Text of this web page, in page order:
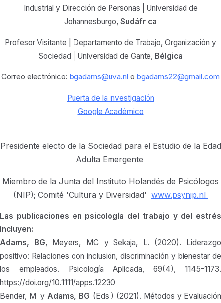
Industrial y Dirección de Personas | Universidad de
Johannesburgo, Sudáfrica
Profesor Visitante | Departamento de Trabajo, Organización y
Sociedad | Universidad de Gante, Bélgica
Correo electrónico: bgadams@uva.nl o bgadams22@gmail.com
Puerta de la investigación
Google Académico
Presidente electo de la Sociedad para el Estudio de la Edad
Adulta Emergente
Miembro de la Junta del Instituto Holandés de Psicólogos
(NIP); Comité 'Cultura y Diversidad' www.psynip.nl
Las publicaciones en psicología del trabajo y del estrés
incluyen:
Adams, BG, Meyers, MC y Sekaja, L. (2020). Liderazgo
positivo: Relaciones con inclusión, discriminación y bienestar de
los empleados. Psicología Aplicada, 69(4), 1145-1173.
https://doi.org/10.1111/apps.12230
Bender, M. yAdams, BG (Eds.) (2021). Métodos y Evaluación